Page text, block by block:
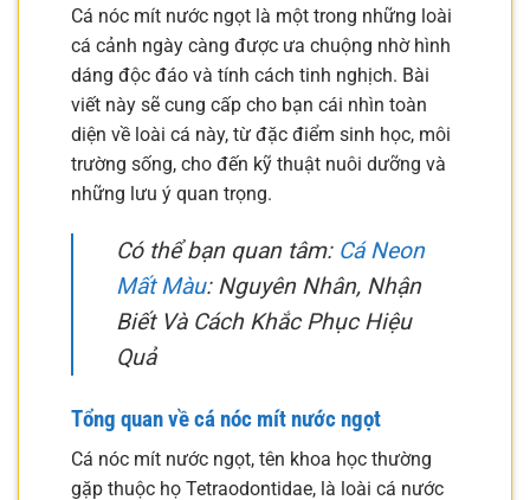
Cá nóc mít nước ngọt là một trong những loài
cá cảnh ngày càng được ưa chuộng nhờ hình
dáng độc đáo và tính cách tinh nghịch. Bài
viết này sẽ cung cấp cho bạn cái nhìn toàn
diện về loài cá này, từ đặc điểm sinh học, môi
trường sống, cho đến kỹ thuật nuôi dưỡng và
những lưu ý quan trọng.
Có thể bạn quan tâm: Cá Neon
Mất Màu: Nguyên Nhân, Nhận
Biết Và Cách Khắc Phục Hiệu
Quả
Tổng quan về cá nóc mít nước ngọt
Cá nóc mít nước ngọt, tên khoa học thường
gặp thuộc họ Tetraodontidae, là loài cá nước